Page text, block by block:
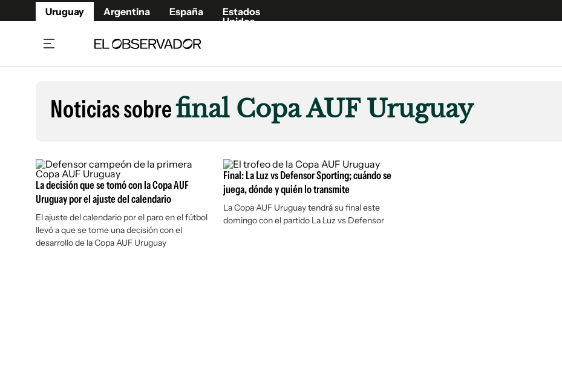
Uruguay Argentina España
Estados
Unidos
Beneficios Member
Café y Negocios
Economía y Empresas
Agro
Brand Studio
Mundo
Fúnebres
Publicaciones
Newsletters
Argentina
España
Siguenos en:
Noticias sobrefinal Copa AUF Uruguay
La decisión que se tomó con la Copa AUF
Uruguay por el ajuste del calendario
El ajuste del calendario por el paro en el fútbol
llevó a que se tome una decisión con el
desarrollo de la Copa AUF Uruguay
Final: La Luz vs Defensor Sporting; cuándo se
juega, dónde y quién lo transmite
La Copa AUF Uruguay tendrá su final este
domingo con el partido La Luz vs Defensor